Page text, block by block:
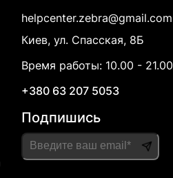
helpcenter.zebra@gmail.com
Киев, ул. Спасская, 8Б
Время работы: 10.00 - 21.00
+380 63 207 5053
Подпишись